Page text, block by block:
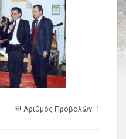
Αριθμός Προβολών: 1